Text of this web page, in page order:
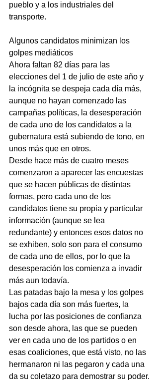
pueblo y a los industriales del
transporte.
Algunos candidatos minimizan los
golpes mediáticos
Ahora faltan 82 días para las
elecciones del 1 de julio de este año y
la incógnita se despeja cada día más,
aunque no hayan comenzado las
campañas políticas, la desesperación
de cada uno de los candidatos a la
gubernatura está subiendo de tono, en
unos más que en otros.
Desde hace más de cuatro meses
comenzaron a aparecer las encuestas
que se hacen públicas de distintas
formas, pero cada uno de los
candidatos tiene su propia y particular
información (aunque se lea
redundante) y entonces esos datos no
se exhiben, solo son para el consumo
de cada uno de ellos, por lo que la
desesperación los comienza a invadir
más aun todavía.
Las patadas bajo la mesa y los golpes
bajos cada día son más fuertes, la
lucha por las posiciones de confianza
son desde ahora, las que se pueden
ver en cada uno de los partidos o en
esas coaliciones, que está visto, no las
hermanaron ni las pegaron y cada una
da su coletazo para demostrar su poder.